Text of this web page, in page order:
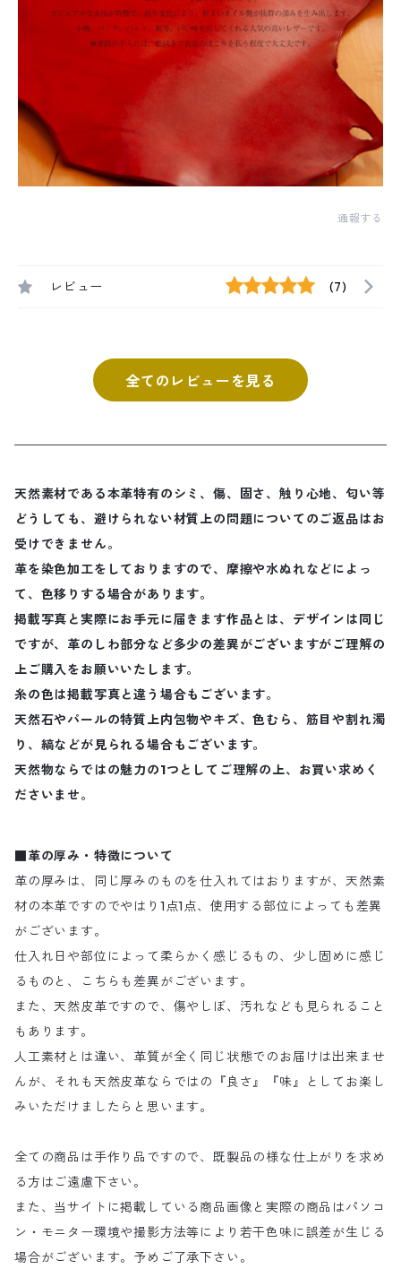
通報する
レビュー (7)
全てのレビューを見る
天然素材である本革特有のシミ、傷、固さ、触り心地、匂い等
どうしても、避けられない材質上の問題についてのご返品はお
受けできません。
革を染色加工をしておりますので、摩擦や水ぬれなどによっ
て、色移りする場合があります。
掲載写真と実際にお手元に届きます作品とは、デザインは同じ
ですが、革のしわ部分など多少の差異がございますがご理解の
上ご購入をお願いいたします。
糸の色は掲載写真と違う場合もございます。
天然石やパールの特質上内包物やキズ、色むら、筋目や割れ濁
り、縞などが見られる場合もございます。
天然物ならではの魅力の1つとしてご理解の上、お買い求めく
ださいませ。
■革の厚み・特徴について
革の厚みは、同じ厚みのものを仕入れてはおりますが、天然素
材の本革ですのでやはり1点1点、使用する部位によっても差異
がございます。
仕入れ日や部位によって柔らかく感じるもの、少し固めに感じ
るものと、こちらも差異がございます。
また、天然皮革ですので、傷やしぼ、汚れなども見られること
もあります。
人工素材とは違い、革質が全く同じ状態でのお届けは出来ませ
んが、それも天然皮革ならではの『良さ』『味』としてお楽し
みいただけましたらと思います。
全ての商品は手作り品ですので、既製品の様な仕上がりを求め
る方はご遠慮下さい。
また、当サイトに掲載している商品画像と実際の商品はパソコ
ン・モニター環境や撮影方法等により若干色味に誤差が生じる
場合がございます。予めご了承下さい。